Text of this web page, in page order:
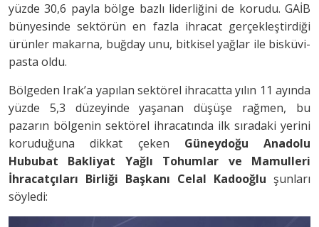
yüzde 30,6 payla bölge bazlı liderliğini de korudu. GAİB
bünyesinde sektörün en fazla ihracat gerçekleştirdiği
ürünler makarna, buğday unu, bitkisel yağlar ile bisküvi-
pasta oldu.
Bölgeden Irak’a yapılan sektörel ihracatta yılın 11 ayında
yüzde 5,3 düzeyinde yaşanan düşüşe rağmen, bu
pazarın bölgenin sektörel ihracatında ilk sıradaki yerini
koruduğuna dikkat çeken Güneydoğu Anadolu
Hububat Bakliyat Yağlı Tohumlar ve Mamulleri
İhracatçıları Birliği Başkanı Celal Kadooğlu şunları
söyledi: